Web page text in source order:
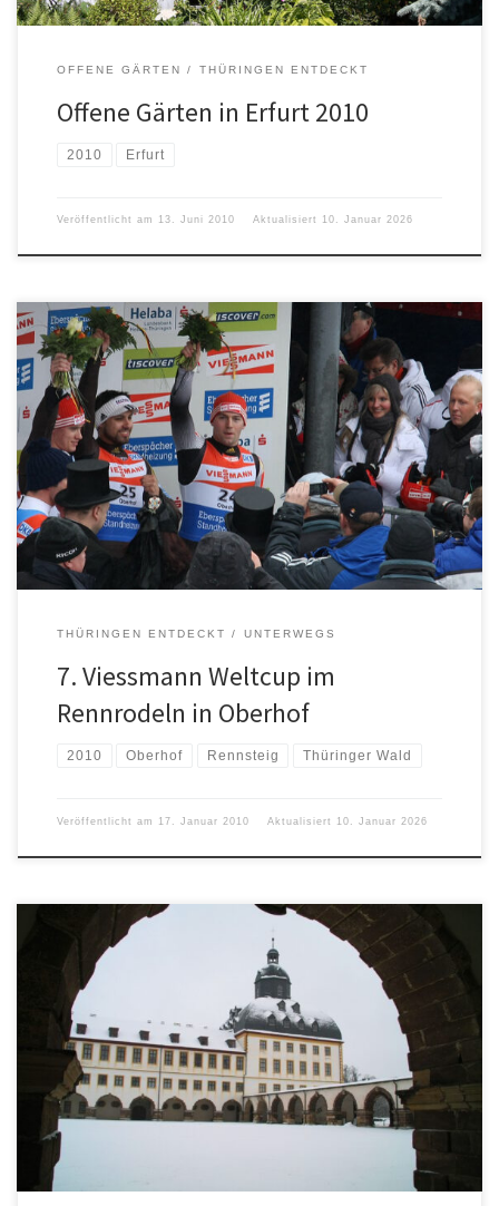
OFFENE GÄRTEN THÜRINGEN ENTDECKT
Offene Gärten in Erfurt 2010
2010 Erfurt
Veröffentlicht am 13. Juni 2010 Aktualisiert 10. Januar 2026
THÜRINGEN ENTDECKT UNTERWEGS
7. Viessmann Weltcup im
Rennrodeln in Oberhof
2010 Oberhof Rennsteig Thüringer Wald
Veröffentlicht am 17. Januar 2010 Aktualisiert 10. Januar 2026